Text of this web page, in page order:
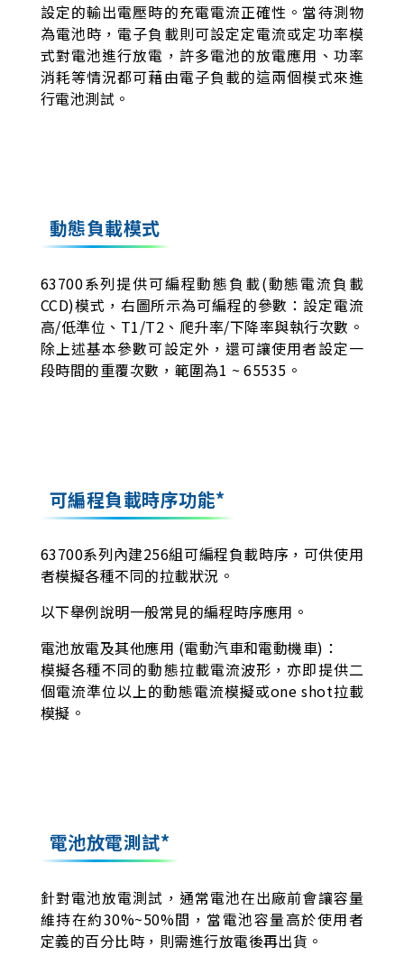
設定的輸出電壓時的充電電流正確性。當待測物
為電池時，電子負載則可設定定電流或定功率模
式對電池進行放電，許多電池的放電應用、功率
消耗等情況都可藉由電子負載的這兩個模式來進
行電池測試。
動態負載模式
63700系列提供可編程動態負載(動態電流負載
CCD)模式，右圖所示為可編程的參數：設定電流
高/低準位、T1/T2、爬升率/下降率與執行次數。
除上述基本參數可設定外，還可讓使用者設定一
段時間的重覆次數，範圍為1 ~ 65535。
可編程負載時序功能*
63700系列內建256組可編程負載時序，可供使用
者模擬各種不同的拉載狀況。
以下舉例說明一般常見的編程時序應用。
電池放電及其他應用 (電動汽車和電動機車)：
模擬各種不同的動態拉載電流波形，亦即提供二
個電流準位以上的動態電流模擬或one shot拉載
模擬。
電池放電測試*
針對電池放電測試，通常電池在出廠前會讓容量
維持在約30%~50%間，當電池容量高於使用者
定義的百分比時，則需進行放電後再出貨。